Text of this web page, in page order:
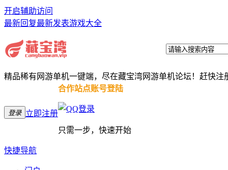
开启辅助访问
最新回复最新发表游戏大全
精品稀有网游单机一键端，尽在藏宝湾网游单机论坛！赶快注
登录 立即注册
合作站点账号登陆
只需一步，快速开始
快捷导航